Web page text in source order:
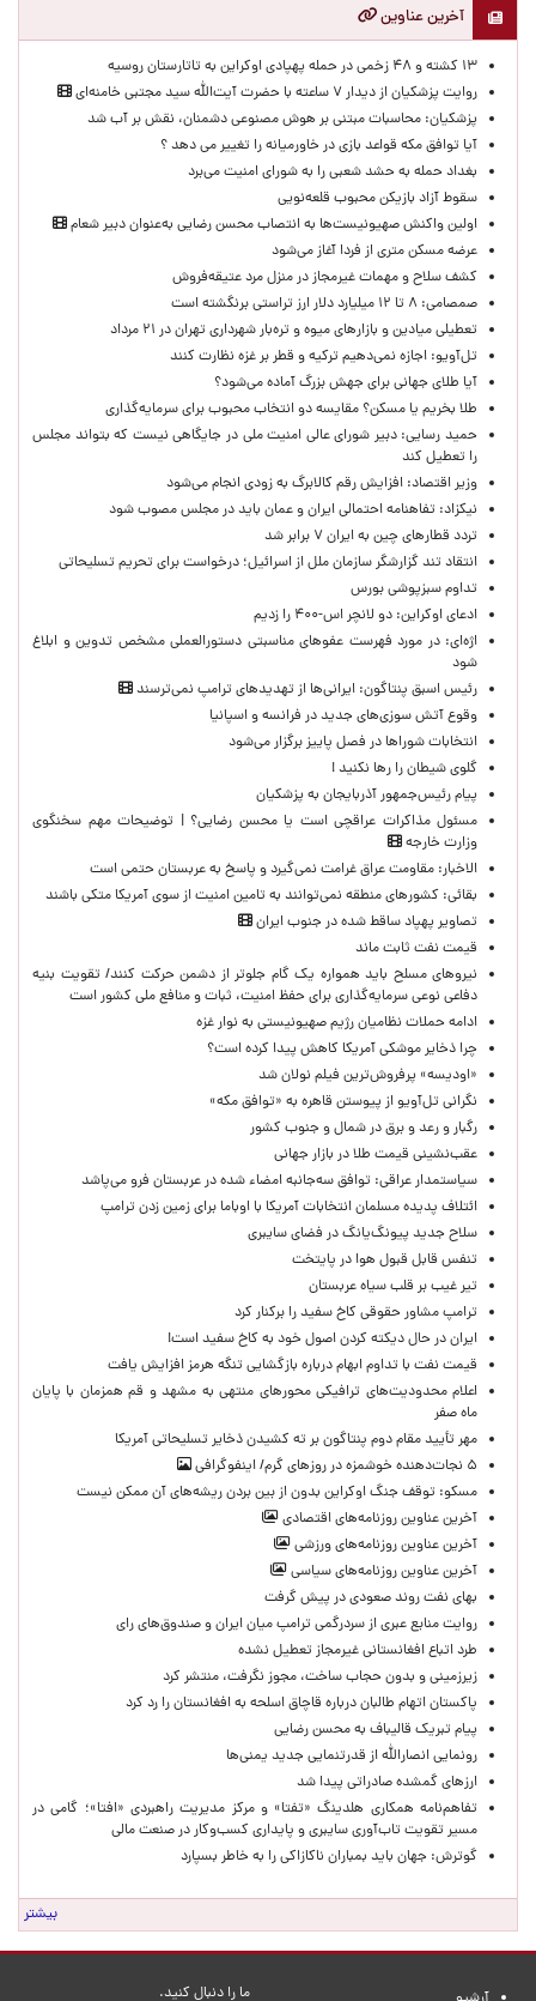
آخرین عناوین
۱۳ کشته و ۴۸ زخمی در حمله پهپادی اوکراین به تاتارستان روسیه
روایت پزشکیان از دیدار ۷ ساعته با حضرت آیت‌الله سید مجتبی خامنه‌ای
پزشکیان: محاسبات مبتنی بر هوش مصنوعی دشمنان، نقش بر آب شد
آیا توافق مکه قواعد بازی در خاورمیانه را تغییر می دهد ؟
بغداد حمله به حشد شعبی را به شورای امنیت می‌برد
سقوط آزاد بازیکن محبوب قلعه‌نویی
اولین واکنش صهیونیست‌ها به انتصاب محسن رضایی به‌عنوان دبیر شعام
عرضه مسکن متری از فردا آغاز می‌شود
کشف سلاح و مهمات غیرمجاز در منزل مرد عتیقه‌فروش
صمصامی: ۸ تا ۱۲ میلیارد دلار ارز تراستی برنگشته است
تعطیلی میادین و بازارهای میوه و تره‌بار شهرداری تهران در ۲۱ مرداد
تل‌آویو: اجازه نمی‌دهیم ترکیه و قطر بر غزه نظارت کنند
آیا طلای جهانی برای جهش بزرگ آماده می‌شود؟
طلا بخریم یا مسکن؟ مقایسه دو انتخاب محبوب برای سرمایه‌گذاری
حمید رسایی: دبیر شورای عالی امنیت ملی در جایگاهی نیست که بتواند مجلس
را تعطیل کند
وزیر اقتصاد: افزایش رقم کالابرگ به زودی انجام می‌شود
نیکزاد: تفاهنامه احتمالی ایران و عمان باید در مجلس مصوب شود
تردد قطارهای چین به ایران ۷ برابر شد
انتقاد تند گزارشگر سازمان ملل از اسرائیل؛ درخواست برای تحریم تسلیحاتی
تداوم سبزپوشی بورس
ادعای اوکراین: دو لانچر اس-۴۰۰ را زدیم
اژه‌ای: در مورد فهرست عفوهای مناسبتی دستورالعملی مشخص تدوین و ابلاغ
شود
رئیس اسبق پنتاگون: ایرانی‌ها از تهدیدهای ترامپ نمی‌ترسند
وقوع آتش سوزی‌های جدید در فرانسه و اسپانیا
انتخابات شوراها در فصل پاییز برگزار می‌شود
گلوی شیطان را رها نکنید !
پیام رئیس‌جمهور آذربایجان به پزشکیان
مسئول مذاکرات عراقچی است یا محسن رضایی؟ | توضیحات مهم سخنگوی
وزارت خارجه
الاخبار: مقاومت عراق غرامت نمی‌گیرد و پاسخ به عربستان حتمی است
بقائی: کشورهای منطقه نمی‌توانند به تامین امنیت از سوی آمریکا متکی باشند
تصاویر پهپاد ساقط شده در جنوب ایران
قیمت نفت ثابت ماند
نیروهای مسلح باید همواره یک گام جلوتر از دشمن حرکت کنند/ تقویت بنیه
دفاعی نوعی سرمایه‌گذاری برای حفظ امنیت، ثبات و منافع ملی کشور است
ادامه حملات نظامیان رژیم صهیونیستی به نوار غزه
چرا ذخایر موشکی آمریکا کاهش پیدا کرده است؟
«اودیسه» پرفروش‌ترین فیلم نولان شد
نگرانی تل‌آویو از پیوستن قاهره به «توافق مکه»
رگبار و رعد و برق در شمال و جنوب کشور
عقب‌نشینی قیمت طلا در بازار جهانی
سیاستمدار عراقی: توافق سه‌جانبه امضاء شده در عربستان فرو می‌پاشد
ائتلاف پدیده مسلمان انتخابات آمریکا با اوباما برای زمین زدن ترامپ
سلاح جدید پیونگ‌یانگ در فضای سایبری
تنفس قابل قبول هوا در پایتخت
تیر غیب بر قلب سیاه عربستان
ترامپ مشاور حقوقی کاخ سفید را برکنار کرد
ایران در حال دیکته کردن اصول خود به کاخ سفید است!
قیمت نفت با تداوم ابهام درباره بازگشایی تنگه هرمز افزایش یافت
اعلام محدودیت‌های ترافیکی محورهای منتهی به مشهد و قم همزمان با پایان
ماه صفر
مهر تأیید مقام دوم پنتاگون بر ته کشیدن ذخایر تسلیحاتی آمریکا
۵ نجات‌دهنده خوشمزه در روزهای گرم/ اینفوگرافی
مسکو: توقف جنگ اوکراین بدون از بین بردن ریشه‌های آن ممکن نیست
آخرین عناوین روزنامه‌های اقتصادی
آخرین عناوین روزنامه‌های ورزشی
آخرین عناوین روزنامه‌های سیاسی
بهای نفت روند صعودی در پیش گرفت
روایت منابع عبری از سردرگمی ترامپ میان ایران و صندوق‌های رای
طرد اتباع افغانستانی غیرمجاز تعطیل نشده
زیرزمینی و بدون حجاب ساخت، مجوز نگرفت، منتشر کرد
پاکستان اتهام طالبان درباره قاچاق اسلحه به افغانستان را رد کرد
پیام تبریک قالیباف به محسن رضایی
رونمایی انصارالله از قدرتنمایی جدید یمنی‌ها
ارزهای گمشده صادراتی پیدا شد
تفاهم‌نامه همکاری هلدینگ «تفتا» و مرکز مدیریت راهبردی «افتا»؛ گامی در
مسیر تقویت تاب‌آوری سایبری و پایداری کسب‌وکار در صنعت مالی
گوترش: جهان باید بمباران ناکازاکی را به‌ خاطر بسپارد
بیشتر
ما را دنبال کنید.